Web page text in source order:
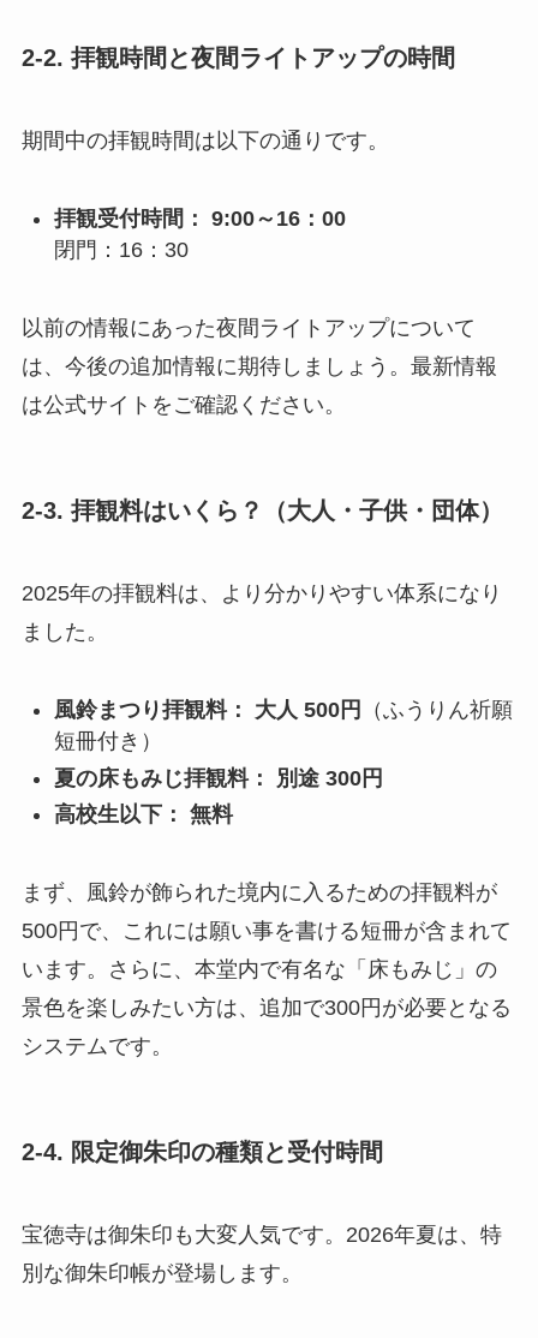
2-2. 拝観時間と夜間ライトアップの時間
期間中の拝観時間は以下の通りです。
拝観受付時間： 9:00～16：00
閉門：16：30
以前の情報にあった夜間ライトアップについて
は、今後の追加情報に期待しましょう。最新情報
は公式サイトをご確認ください。
2-3. 拝観料はいくら？（大人・子供・団体）
2025年の拝観料は、より分かりやすい体系になり
ました。
風鈴まつり拝観料： 大人 500円
（ふうりん祈願
短冊付き）
夏の床もみじ拝観料：
別途 300円
高校生以下： 無料
まず、風鈴が飾られた境内に入るための拝観料が
500円で、これには願い事を書ける短冊が含まれて
います。さらに、本堂内で有名な「床もみじ」の
景色を楽しみたい方は、追加で300円が必要となる
システムです。
2-4. 限定御朱印の種類と受付時間
宝徳寺は御朱印も大変人気です。2026年夏は、特
別な御朱印帳が登場します。